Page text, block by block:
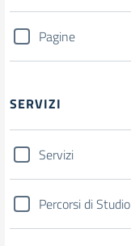
Pagine
SERVIZI
Servizi
Percorsi di Studio